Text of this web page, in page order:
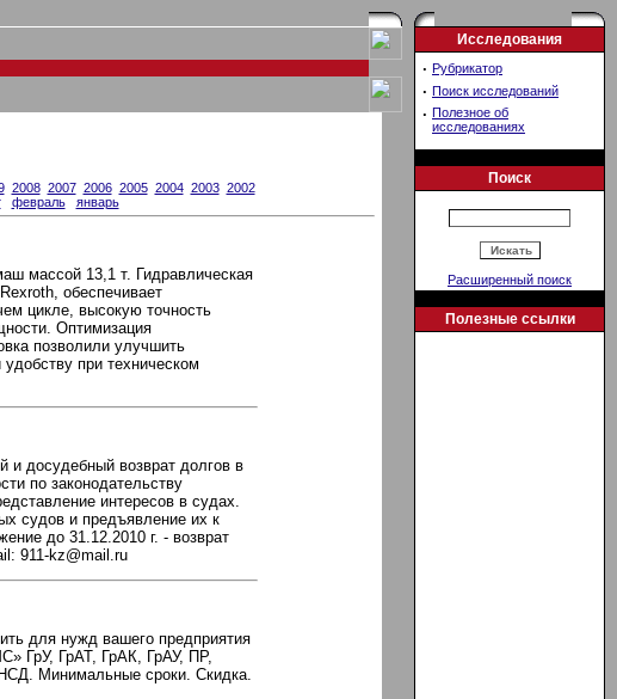
2008 2007 2006 2005 2004 2003 2002
февраль январь
массой 13,1 т. Гидравлическая
обеспечивает
цикле, высокую точность
Оптимизация
позволили улучшить
при техническом
и досудебный возврат долгов в
по законодательству
интересов в судах.
судов и предъявление их к
до 31.12.2010 г. - возврат
911-kz@mail.ru
для нужд вашего предприятия
ГрУ, ГрАТ, ГрАК, ГрАУ, ПР,
Минимальные сроки. Скидка.
Исследования
· Рубрикатор
· Поиск исследований
· Полезное об
исследованиях
Поиск
Расширенный поиск
Полезные ссылки